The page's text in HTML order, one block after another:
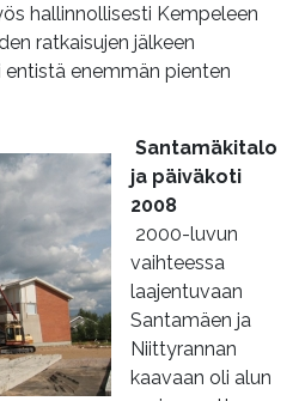
hallinnollisesti Kempeleen
ratkaisujen jälkeen
enemmän pienten
Santamäkitalo
ja päiväkoti
2008
2000-luvun
vaihteessa
laajentuvaan
Santamäen ja
Niittyrannan
kaavaan oli alun